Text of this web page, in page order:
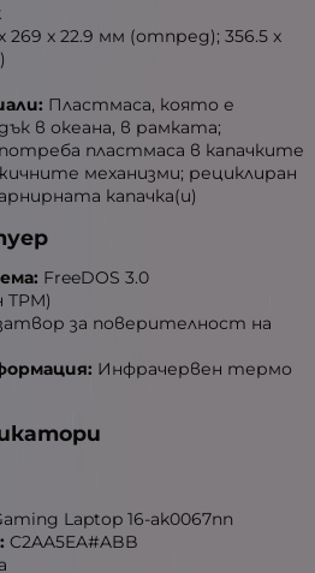
269 x 22.9 мм (отпред); 356.5 x
Пластмаса, която е
в океана, в рамката;
пластмаса в капачките
механизми; рециклиран
капачка(и)
FreeDOS 3.0
за поверителност на
Инфрачервен термо
Laptop 16-ak0067nn
C2AA5EA#ABB